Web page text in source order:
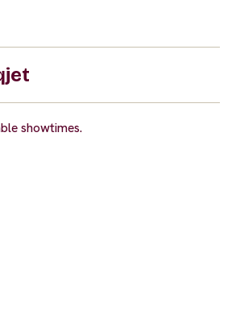
showtimes.